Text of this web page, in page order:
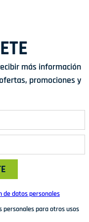
más información
promociones y
de datos personales
para otros usos